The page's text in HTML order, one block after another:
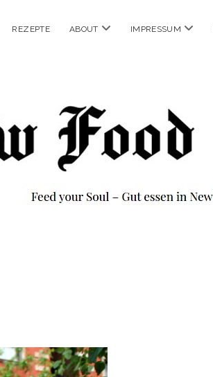
REZEPTE ABOUT Menü
IMPRESSUM Menü